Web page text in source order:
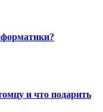
и что подарить